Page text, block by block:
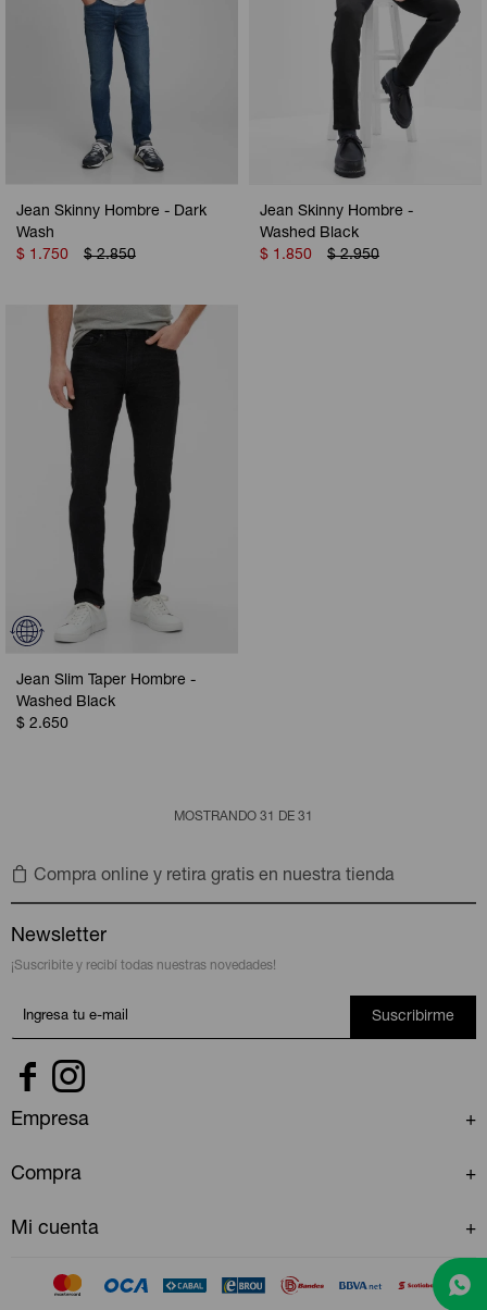
Jean Skinny Hombre - Dark
Wash
$ 1.750 $ 2.850
Jean Skinny Hombre -
Washed Black
$ 1.850 $ 2.950
Jean Slim Taper Hombre -
Washed Black
$ 2.650
MOSTRANDO 31 DE 31
Compra online y retira gratis en nuestra tienda
Newsletter
¡Suscribite y recibí todas nuestras novedades!
Suscribirme
 
Empresa
Compra
Mi cuenta